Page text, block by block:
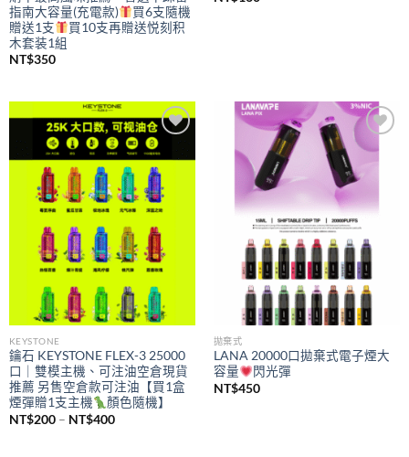
指南大容量(充電款)
買6支隨機
贈送1支
買10支再贈送悦刻积
木套装1組
NT$350
Add to
wishlist
KEYSTONE
鑰石 KEYSTONE FLEX-3 25000
口｜雙模主機、可注油空倉現貨
推薦 另售空倉款可注油【買1盒
煙彈贈1支主機
顏色隨機】
NT$200 – NT$400價
Add to
wishlist
拋棄式
LANA 20000口拋棄式電子煙大
容量
閃光彈
NT$450